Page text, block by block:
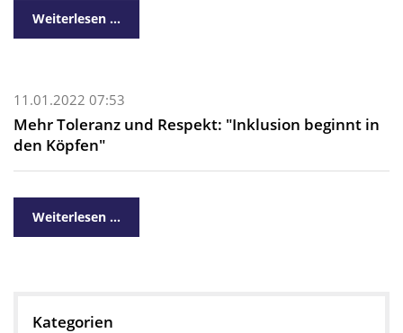
Weiterlesen …
11.01.2022 07:53
Mehr Toleranz und Respekt: "Inklusion beginnt in
den Köpfen"
Weiterlesen …
Kategorien